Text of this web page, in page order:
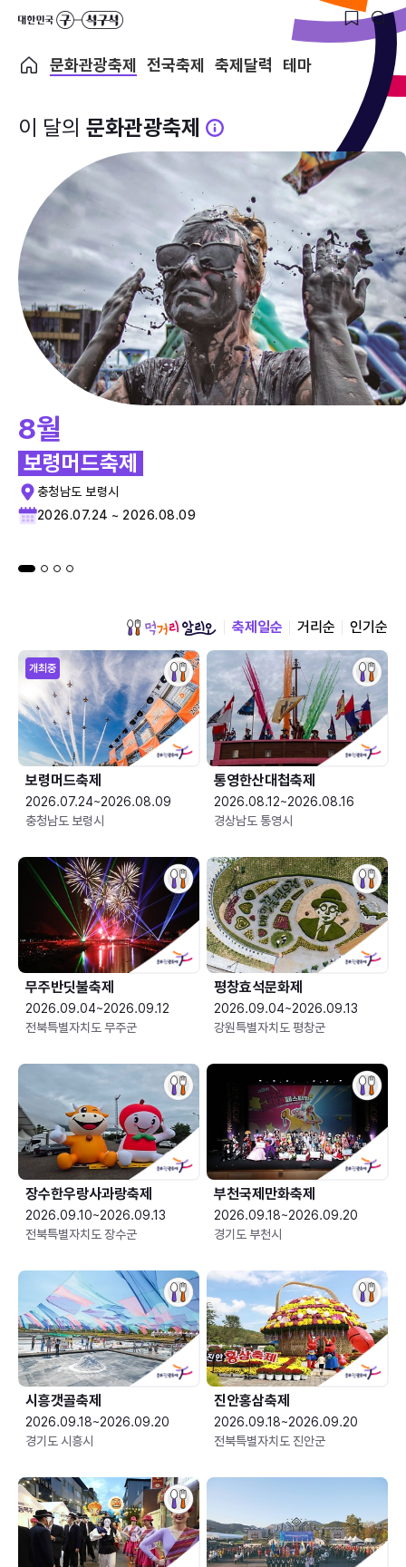
문화관광축제 전국축제 축제달력 테마
이 달의 문화관광축제
8월
보령머드축제
충청남도 보령시
2026.07.24 ~ 2026.08.09
축제일순 거리순 인기순
개최중
보령머드축제
2026.07.24~2026.08.09
충청남도 보령시
통영한산대첩축제
2026.08.12~2026.08.16
경상남도 통영시
무주반딧불축제
2026.09.04~2026.09.12
전북특별자치도 무주군
평창효석문화제
2026.09.04~2026.09.13
강원특별자치도 평창군
장수한우랑사과랑축제
2026.09.10~2026.09.13
전북특별자치도 장수군
부천국제만화축제
2026.09.18~2026.09.20
경기도 부천시
시흥갯골축제
2026.09.18~2026.09.20
경기도 시흥시
진안홍삼축제
2026.09.18~2026.09.20
전북특별자치도 진안군